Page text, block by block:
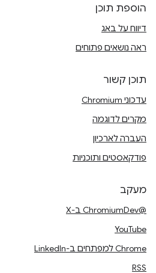
הוספת תוכן
דיווח על באג
ראה נושאים פתוחים
תוכן קשור
עדכוני Chromium
מקרים לדוגמה
העברה לארכיון
פודקאסטים ותוכניות
מעקב
@ChromiumDev ב-X
YouTube
Chrome למפתחים ב-LinkedIn
RSS